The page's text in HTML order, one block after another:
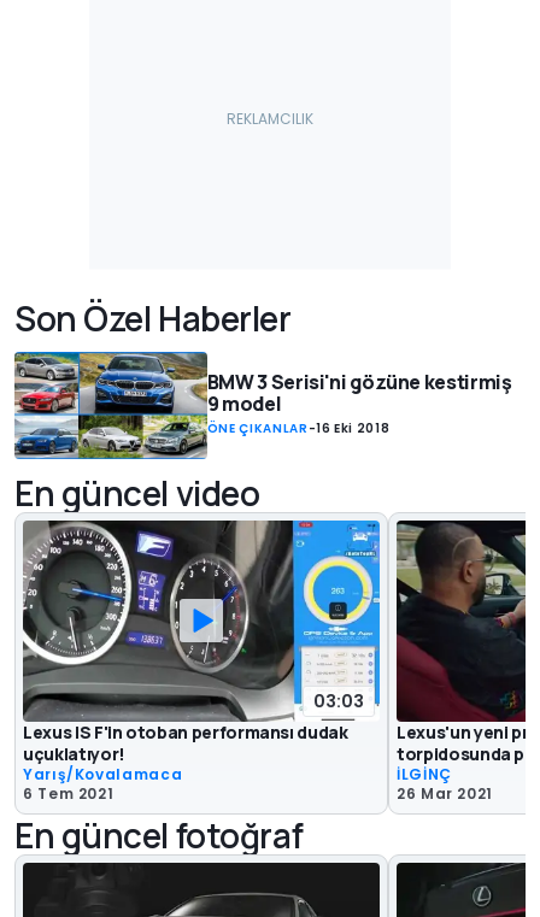
Son Özel Haberler
BMW 3 Serisi'ni gözüne kestirmiş
9 model
ÖNE ÇIKANLAR -16 Eki 2018
En güncel video
03:03
Lexus IS F'in otoban performansı dudak
uçuklatıyor!
Yarış/Kovalamaca
6 Tem 2021
Lexus'un yeni
torpidosunda
İLGİNÇ
26 Mar 2021
En güncel fotoğraf